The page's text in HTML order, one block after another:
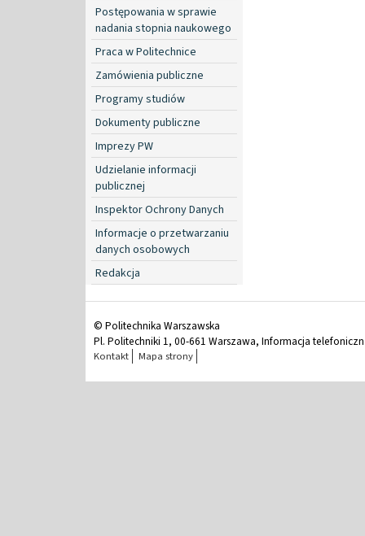
Postępowania w sprawie
nadania stopnia naukowego
Praca w Politechnice
Zamówienia publiczne
Programy studiów
Dokumenty publiczne
Imprezy PW
Udzielanie informacji
publicznej
Inspektor Ochrony Danych
Informacje o przetwarzaniu
danych osobowych
Redakcja
© Politechnika Warszawska
Pl. Politechniki 1, 00-661 Warszawa, Informacja
Kontakt Mapa strony